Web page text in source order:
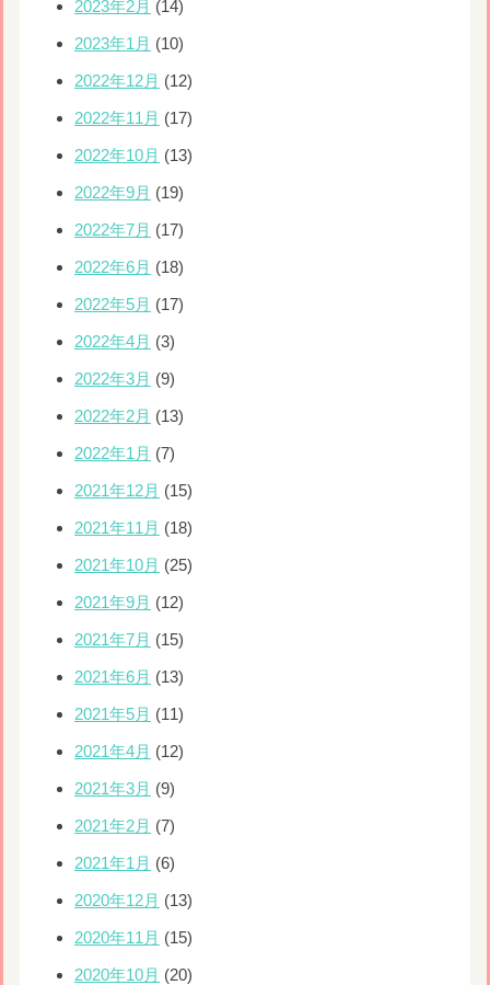
2023年2月 (14)
2023年1月 (10)
2022年12月 (12)
2022年11月 (17)
2022年10月 (13)
2022年9月 (19)
2022年7月 (17)
2022年6月 (18)
2022年5月 (17)
2022年4月 (3)
2022年3月 (9)
2022年2月 (13)
2022年1月 (7)
2021年12月 (15)
2021年11月 (18)
2021年10月 (25)
2021年9月 (12)
2021年7月 (15)
2021年6月 (13)
2021年5月 (11)
2021年4月 (12)
2021年3月 (9)
2021年2月 (7)
2021年1月 (6)
2020年12月 (13)
2020年11月 (15)
2020年10月 (20)